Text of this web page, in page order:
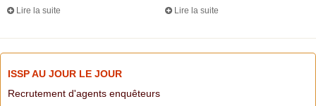
Lire la suite
Lire la suite
ISSP AU JOUR LE JOUR
Recrutement d'agents enquêteurs